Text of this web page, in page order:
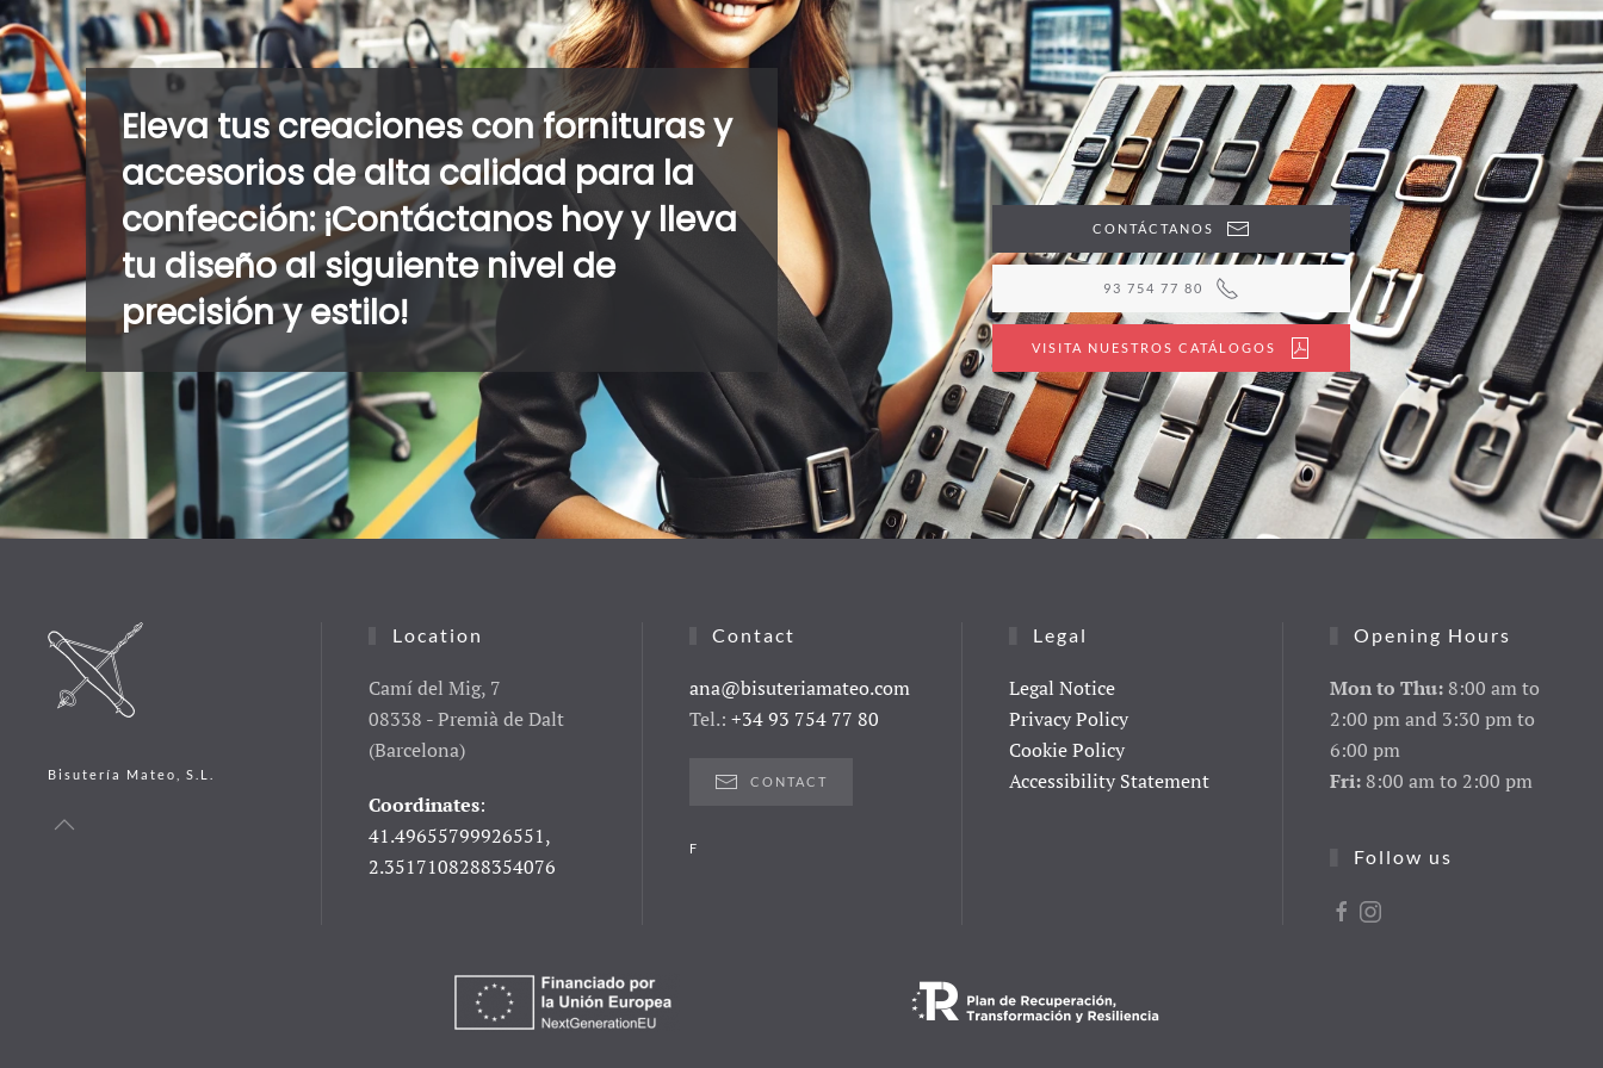
Eleva tus creaciones con fornituras y
accesorios de alta calidad para la
confección: ¡Contáctanos hoy y lleva
tu diseño al siguiente nivel de
precisión y estilo!
CONTÁCTANOS
93 754 77 80
VISITA NUESTROS CATÁLOGOS
Bisutería Mateo, S.L.
Location
Camí del Mig, 7
08338 - Premià de Dalt
(Barcelona)
Coordinates:
41.49655799926551,
2.3517108288354076
Contact
ana@bisuteriamateo.com
Tel.: +34 93 754 77 80
CONTACT
F
Legal
Legal Notice
Privacy Policy
Cookie Policy
Accessibility Statement
Opening Hours
Mon to Thu: 8:00 am to
2:00 pm and 3:30 pm to
6:00 pm
Fri: 8:00 am to 2:00 pm
Follow us